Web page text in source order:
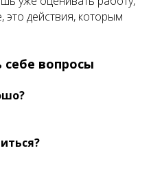
это действия, которым
себе вопросы